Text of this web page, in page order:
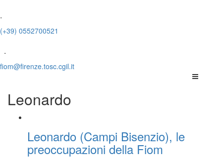
.
(+39) 0552700521
.
fiom@firenze.tosc.cgil.it
Leonardo
Leonardo (Campi Bisenzio), le
preoccupazioni della Fiom